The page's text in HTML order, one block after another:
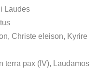
Laudes
Christe eleison, Kyrire
terra pax (IV), Laudamos